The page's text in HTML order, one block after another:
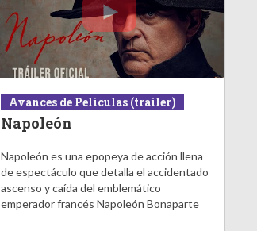
Avances de Películas (trailer)
Napoleón
Napoleón es una epopeya de acción llena
de espectáculo que detalla el accidentado
ascenso y caída del emblemático
emperador francés Napoleón Bonaparte